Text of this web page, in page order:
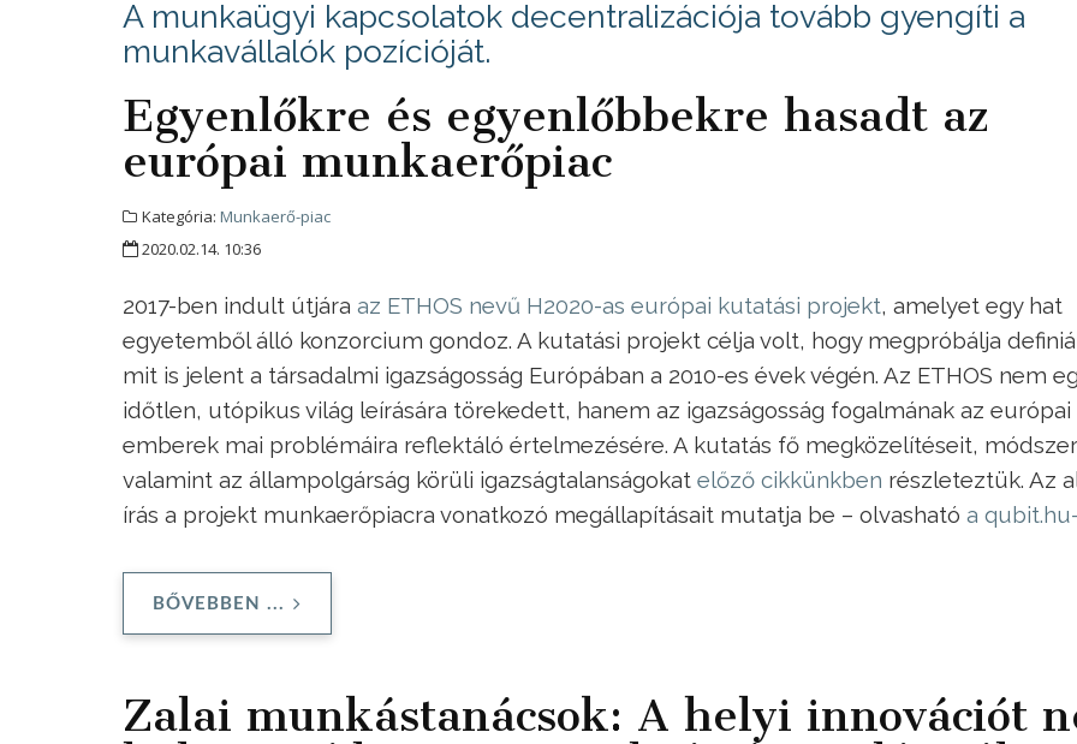
A munkaügyi kapcsolatok decentralizációja tovább gyengíti a
munkavállalók pozícióját.
Egyenlőkre és egyenlőbbekre hasadt az
európai munkaerőpiac
Kategória: Munkaerő-piac
2020.02.14. 10:36
2017-ben indult útjára az ETHOS nevű H2020-as európai kutatási projekt, amelyet egy hat
egyetemből álló konzorcium gondoz. A kutatási projekt célja volt, hogy megpróbálja
mit is jelent a társadalmi igazságosság Európában a 2010-es évek végén. Az ETHOS nem
időtlen, utópikus világ leírására törekedett, hanem az igazságosság fogalmának az európai
emberek mai problémáira reflektáló értelmezésére. A kutatás fő megközelítéseit,
valamint az állampolgárság körüli igazságtalanságokat előző cikkünkben részleteztük. Az
írás a projekt munkaerőpiacra vonatkozó megállapításait mutatja be – olvasható a
BŐVEBBEN ...
Zalai munkástanácsok: A helyi innovációt